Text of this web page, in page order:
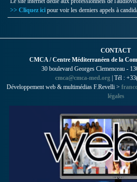
>> Cliquez ici pour voir les derniers appels à
CONTACT
CMCA / Centre Méditerranéen de la
30 boulevard Georges Clemenceau -
cmca@cmca-med.org | Tél :
Développement web & multimédias F.Revelli >
légales